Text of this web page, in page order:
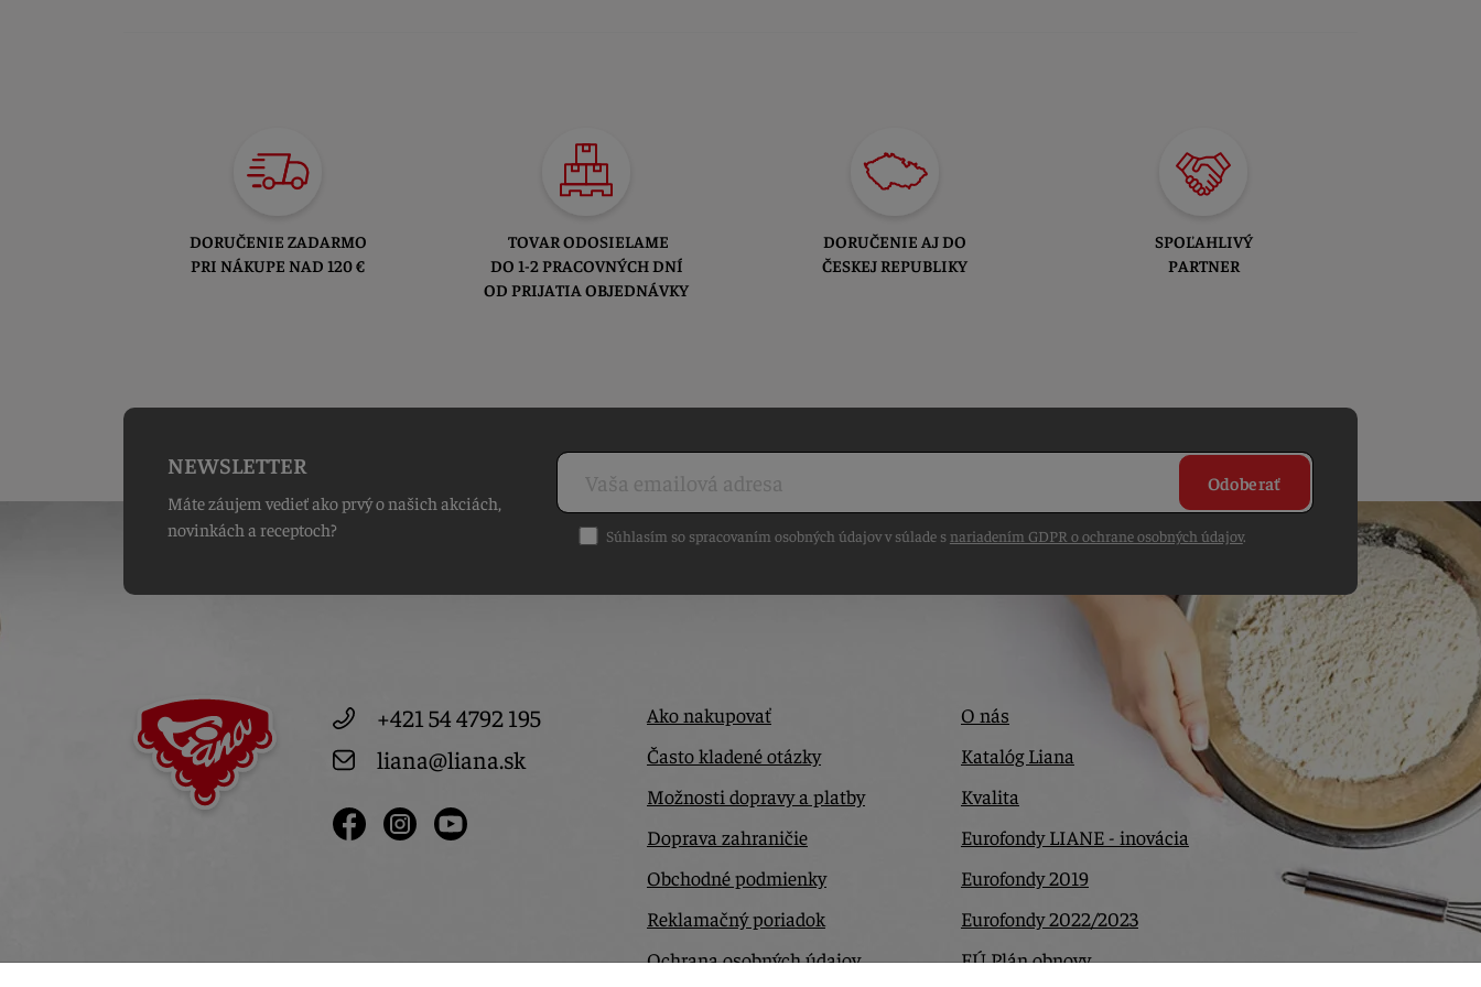
DORUČENIE ZADARMO
PRI NÁKUPE NAD 120 €
TOVAR ODOSIELAME
DO 1-2 PRACOVNÝCH DNÍ
OD PRIJATIA OBJEDNÁVKY
DORUČENIE AJ DO
ČESKEJ REPUBLIKY
SPOĽAHLIVÝ
PARTNER
NEWSLETTER
Máte záujem vedieť ako prvý o našich akciách,
novinkách a receptoch?
Odoberať
Súhlasím so spracovaním osobných údajov v súlade snariadením GDPR o ochrane osobných údajov.
+421 54 4792 195
liana@liana.sk
Ako nakupovať
Často kladené otázky
Možnosti dopravy a platby
Doprava zahraničie
Obchodné podmienky
Reklamačný poriadok
Ochrana osobných údajov
O nás
Katalóg Liana
Kvalita
Eurofondy LIANE - inovácia
Eurofondy 2019
Eurofondy 2022/2023
EÚ Plán obnovy